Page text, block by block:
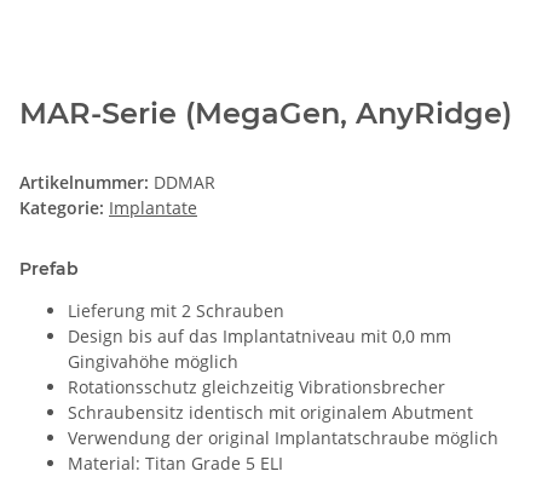
MAR-Serie (MegaGen, AnyRidge)
Artikelnummer: DDMAR
Kategorie: Implantate
Prefab
Lieferung mit 2 Schrauben
Design bis auf das Implantatniveau mit 0,0 mm
Gingivahöhe möglich
Rotationsschutz gleichzeitig Vibrationsbrecher
Schraubensitz identisch mit originalem Abutment
Verwendung der original Implantatschraube möglich
Material: Titan Grade 5 ELI